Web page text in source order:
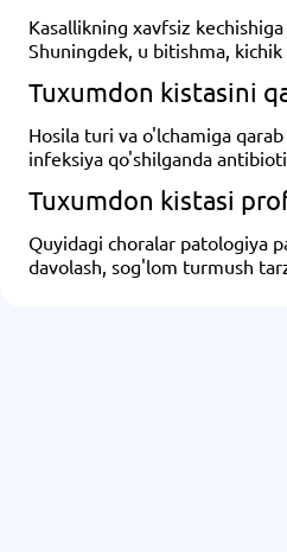
Kasallikning xavfsiz
Shuningdek, u bitishma,
Tuxumdon kistasini
Hosila turi va o'lchamiga
infeksiya qo'shilganda
Tuxumdon kistasi
Quyidagi choralar patologiya
davolash, sog'lom turmush